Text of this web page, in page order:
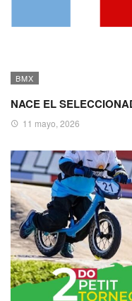
BMX
NACE EL
11 mayo, 2026